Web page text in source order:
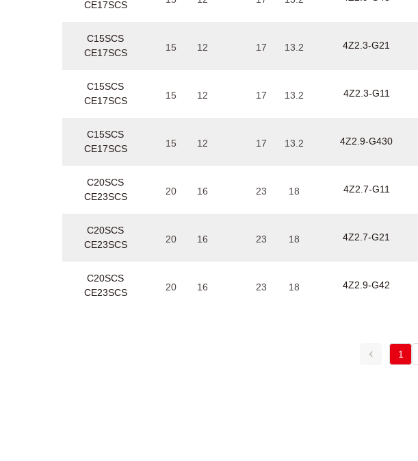
CE17SCS
C15SCS
CE17SCS
15 12 17 13.2 4Z2.3-G21
C15SCS
CE17SCS
15 12 17 13.2 4Z2.3-G11
C15SCS
CE17SCS
15 12 17 13.2 4Z2.9-G430
C20SCS
CE23SCS
20 16 23 18 4Z2.7-G11
C20SCS
CE23SCS
20 16 23 18 4Z2.7-G21
C20SCS
CE23SCS
20 16 23 18 4Z2.9-G42
1